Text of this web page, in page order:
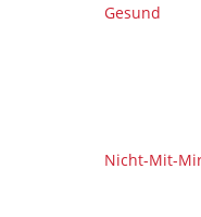
Gesund
Nicht-Mit-